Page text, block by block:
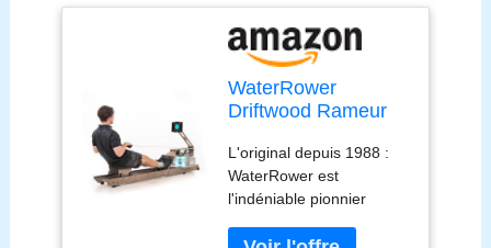
WaterRower
Driftwood Rameur
pour la Maison en
Bois Massif
Premium
renouvelable |
L'original depuis 1988 :
WaterRower est
l'indéniable pionnier